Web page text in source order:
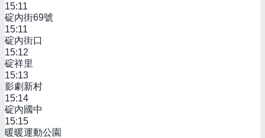
15:11
碇內街69號
15:11
碇內街口
15:12
碇祥里
15:13
影劇新村
15:14
碇內國中
15:15
暖暖運動公園